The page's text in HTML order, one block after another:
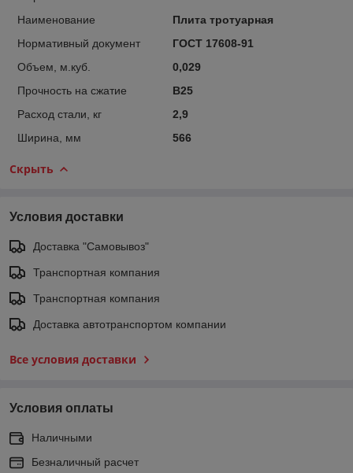
Наименование
Плита тротуарная
Нормативный документ
ГОСТ 17608-91
Объем, м.куб.
0,029
Прочность на сжатие
B25
Расход стали, кг
2,9
Ширина, мм
566
Скрыть
Условия доставки
Доставка "Самовывоз"
Транспортная компания
Транспортная компания
Доставка автотранспортом компании
Все условия доставки
Условия оплаты
Наличными
Безналичный расчет